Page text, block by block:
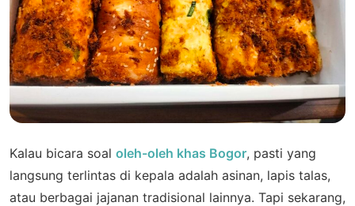
Kalau bicara soal oleh-oleh khas Bogor, pasti yang
langsung terlintas di kepala adalah asinan, lapis talas,
atau berbagai jajanan tradisional lainnya. Tapi sekarang,